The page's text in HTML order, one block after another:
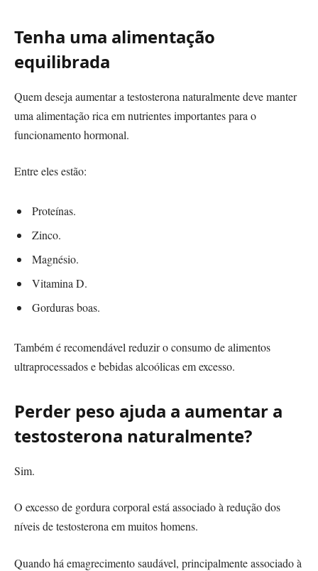
Tenha uma alimentação
equilibrada
Quem deseja aumentar a testosterona naturalmente deve manter
uma alimentação rica em nutrientes importantes para o
funcionamento hormonal.
Entre eles estão:
Proteínas.
Zinco.
Magnésio.
Vitamina D.
Gorduras boas.
Também é recomendável reduzir o consumo de alimentos
ultraprocessados e bebidas alcoólicas em excesso.
Perder peso ajuda a aumentar a
testosterona naturalmente?
Sim.
O excesso de gordura corporal está associado à redução dos
níveis de testosterona em muitos homens.
Quando há emagrecimento saudável, principalmente associado à